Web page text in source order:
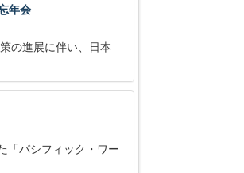
年会
の進展に伴い、日本
「パシフィック・ワー